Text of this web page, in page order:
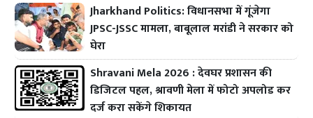
Jharkhand Politics: विधानसभा में गूंजेगा
JPSC-JSSC मामला, बाबूलाल मरांडी ने सरकार को
घेरा
Shravani Mela 2026 : देवघर प्रशासन की
डिजिटल पहल, श्रावणी मेला में फोटो अपलोड कर
दर्ज करा सकेंगे शिकायत